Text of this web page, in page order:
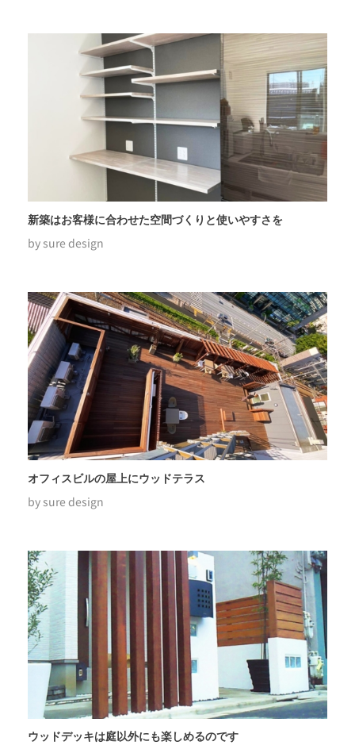
新築はお客様に合わせた空間づくりと使いやすさを
by sure design
オフィスビルの屋上にウッドテラス
by sure design
ウッドデッキは庭以外にも楽しめるのです